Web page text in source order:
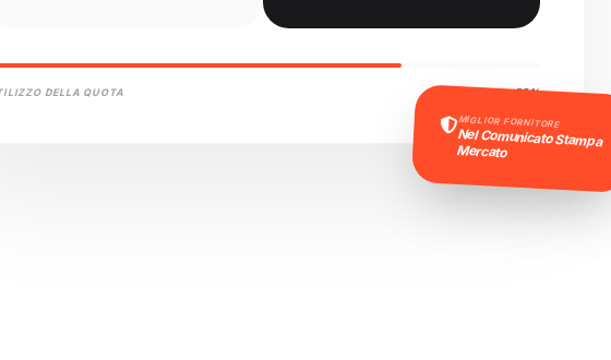
DELLA QUOTA 75%
MIGLIOR FORNITORE
Nel Comunicato Stampa
Mercato